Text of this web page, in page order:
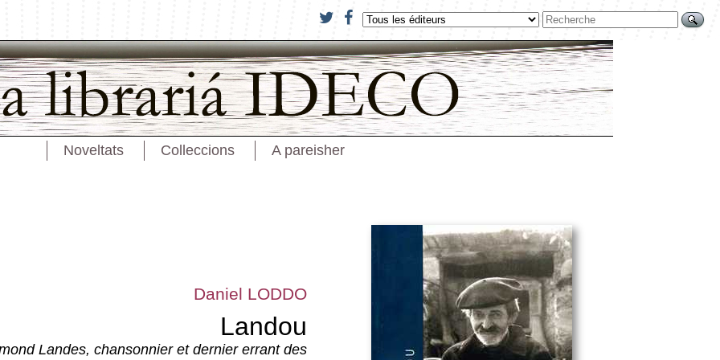
Noveltats Colleccions A pareisher
Daniel LODDO
Landou
Landes, chansonnier et dernier errant des